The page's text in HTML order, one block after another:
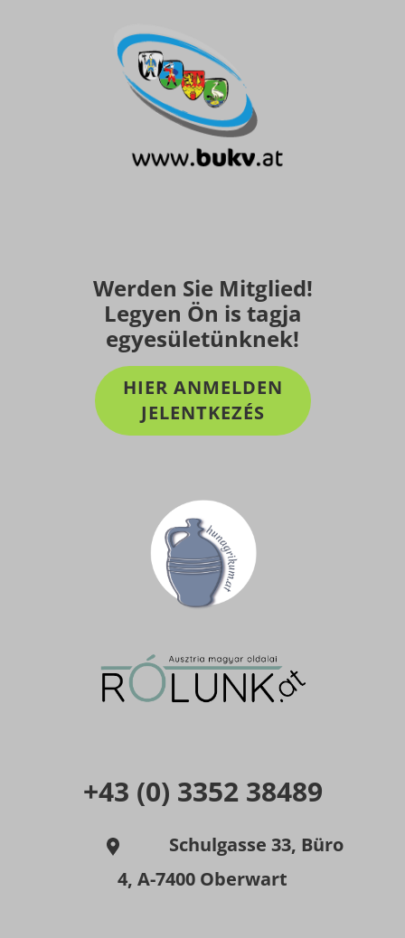
Werden Sie Mitglied!
Legyen Ön is tagja
egyesületünknek!
HIER ANMELDEN
JELENTKEZÉS
+43 (0) 3352 38489
Schulgasse 33, Büro
4, A-7400 Oberwart